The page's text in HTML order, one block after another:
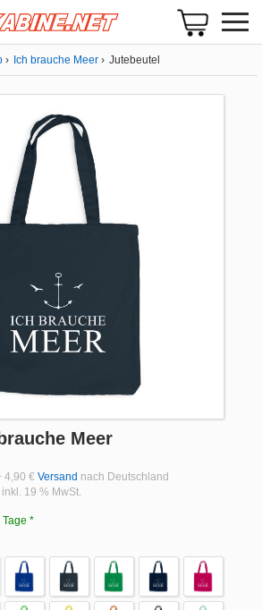
Ich brauche Meer Jutebeutel
Meer
4,90 € Versand nach Deutschland
19 % MwSt.
*